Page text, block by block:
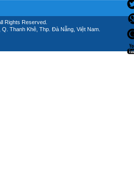
Rights Reserved.
Thanh Khê, Thp. Đà Nẵng, Việt Nam.